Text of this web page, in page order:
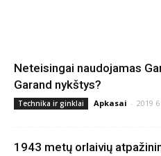
Neteisingai naudojamas
Garand nykštys?
Technika ir ginklai Apkasai - 2019
1943 metų orlaivių